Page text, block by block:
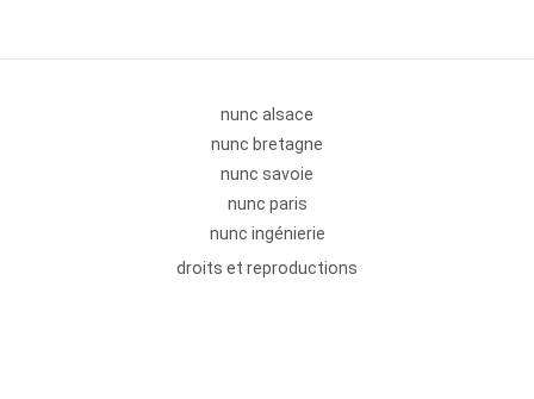
nunc alsace
nunc bretagne
nunc savoie
nunc paris
nunc ingénierie
droits et reproductions